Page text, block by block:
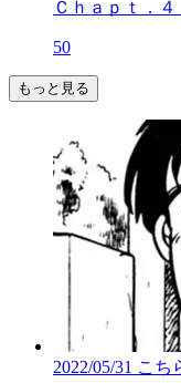
Ｃｈａｐｔ．
50
もっと見る
2022/05/31 こち